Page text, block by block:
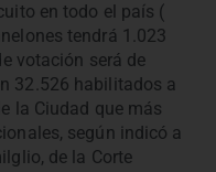
en todo el país (
tendrá 1.023
votación será de
32.526 habilitados a
la Ciudad que más
según indicó a
de la Corte